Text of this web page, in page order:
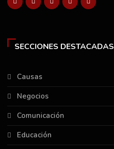
SECCIONES DESTACADAS
Causas
Negocios
Comunicación
Educación